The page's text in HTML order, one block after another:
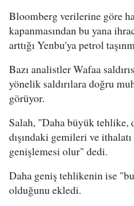
Bloomberg verilerine göre
kapanmasından bu yana
arttığı Yenbu'ya petrol
Bazı analistler Wafaa
yönelik saldırılara doğru
görüyor.
Salah, "Daha büyük tehlike,
dışındaki gemileri ve
genişlemesi olur" dedi.
Daha geniş tehlikenin ise
olduğunu ekledi.